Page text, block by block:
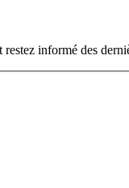
informé des